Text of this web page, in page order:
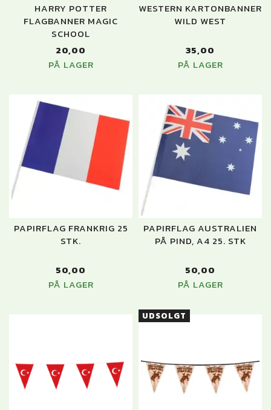
HARRY POTTER
FLAGBANNER MAGIC
SCHOOL
20,00
PÅ LAGER
WESTERN KARTONBANNER
WILD WEST
35,00
PÅ LAGER
PAPIRFLAG FRANKRIG 25
STK.
50,00
PÅ LAGER
PAPIRFLAG AUSTRALIEN
PÅ PIND, A4 25. STK
50,00
PÅ LAGER
UDSOLGT